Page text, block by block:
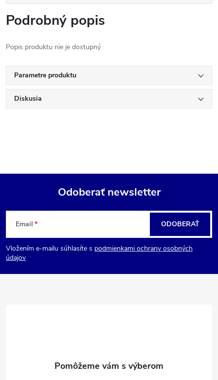
Podrobný popis
Popis produktu nie je dostupný
Parametre produktu
Diskusia
Z
á
p
Odoberať newsletter
Email
Vložením e-mailu súhlasíte s podmienkami ochrany osobných
údajov
ODOBERAŤ